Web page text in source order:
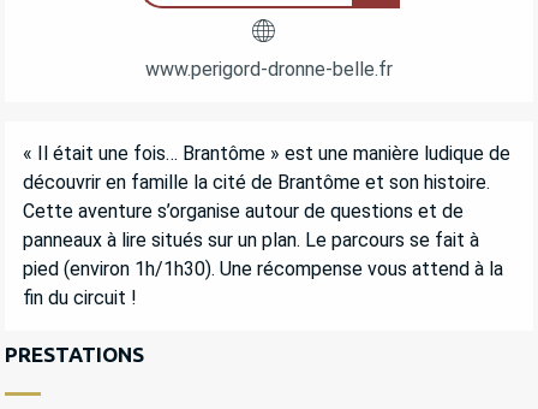
www.perigord-dronne-belle.fr
DESCRIPTION
« Il était une fois… Brantôme » est une manière ludique de
découvrir en famille la cité de Brantôme et son histoire.
Cette aventure s’organise autour de questions et de
panneaux à lire situés sur un plan. Le parcours se fait à
pied (environ 1h/1h30). Une récompense vous attend à la
fin du circuit !
PRESTATIONS